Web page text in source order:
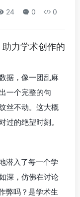
24 0 0
力学术创作的
据，像一团乱麻
一个完整的句
丝不动。这大概
过的绝望时刻。
潜入了每一个学
深，仿佛在讨论
弊吗？是学术生